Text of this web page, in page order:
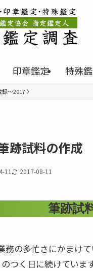
印章鑑定 特殊
録～2017
跡試料の作成
11 2017-08-11
筆跡試
の多忙さにかまけ
つく日に続けています